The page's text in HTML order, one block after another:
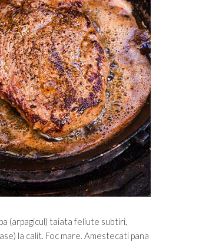
(arpagicul) taiata feliute subtiri,
la calit. Foc mare. Amestecati pana